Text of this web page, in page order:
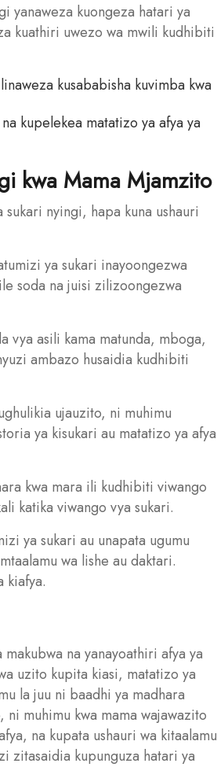
yanaweza kuongeza hatari ya
kuathiri uwezo wa mwili kudhibiti
kusababisha kuvimba kwa
kupelekea matatizo ya afya ya
kwa Mama Mjamzito
nyingi, hapa kuna ushauri
ya sukari inayoongezwa
soda na juisi zilizoongezwa
vya asili kama matunda, mboga,
ambazo husaidia kudhibiti
ujauzito, ni muhimu
ya kisukari au matatizo ya afya
kwa mara ili kudhibiti viwango
katika viwango vya sukari.
ya sukari au unapata ugumu
wa lishe au daktari.
kiafya.
na yanayoathiri afya ya
uzito kupita kiasi, matatizo ya
la juu ni baadhi ya madhara
muhimu kwa mama wajawazito
na kupata ushauri wa kitaalamu
zitasaidia kupunguza hatari ya